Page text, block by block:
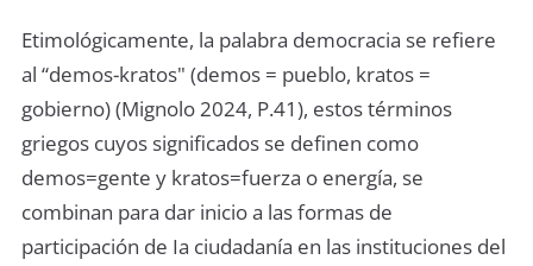
Etimológicamente, la palabra democracia se refiere
al “demos-kratos" (demos = pueblo, kratos =
gobierno) (Mignolo 2024, P.41), estos términos
griegos cuyos significados se definen como
demos=gente y kratos=fuerza o energía, se
combinan para dar inicio a las formas de
participación de Ia ciudadanía en las instituciones del